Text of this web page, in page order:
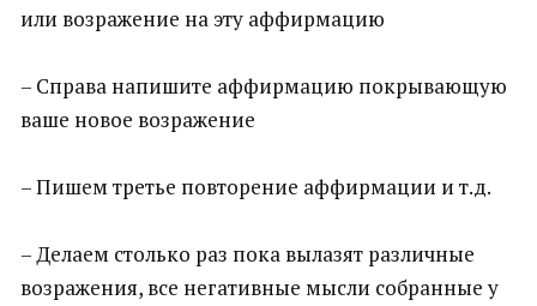
или возражение на эту аффирмацию
– Справа напишите аффирмацию покрывающую
ваше новое возражение
– Пишем третье повторение аффирмации и т.д.
– Делаем столько раз пока вылазят различные
возражения, все негативные мысли собранные у